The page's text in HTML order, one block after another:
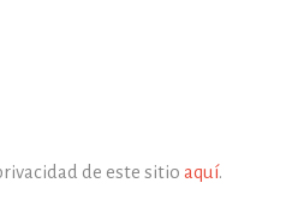
de este sitio aquí.